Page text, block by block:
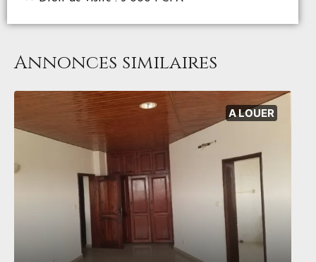
Annonces similaires
A LOUER